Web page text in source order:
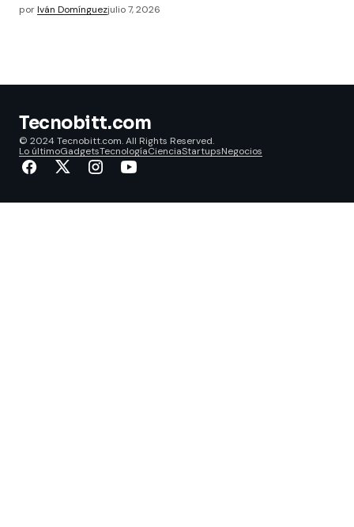
porIván Domínguezjulio 7, 2026
Tecnobitt.com
© 2024 Tecnobitt.com. All Rights Reserved.
Lo últimoGadgetsTecnologíaCienciaStartupsNegocios